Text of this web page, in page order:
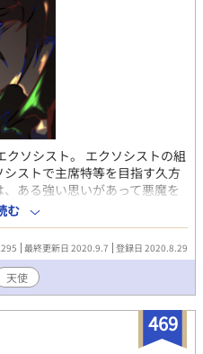
クソシスト。 エクソシストの組
ストで主席特等を目指す久方
ある強い思いがあって悪魔を
出来事、悪魔サタンに関する
戦いに身を投じる。 言わずも
意を。 少しでもR１８、もしく
つけますのでご注意願います
ど、読者向けというよりは作
こちらは随時更新するのでネ
読みください。 こちら不定期
新できたらなと思っておりま
む
最終更新日 2020.9.7 登録日 2020.8.29
天使
469